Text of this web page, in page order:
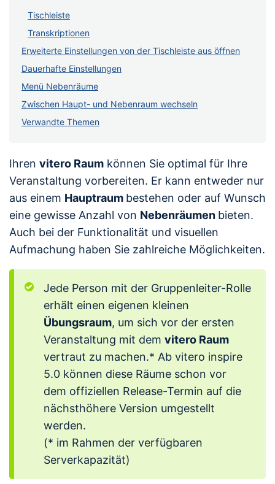
Tischleiste
Transkriptionen
Erweiterte Einstellungen von der Tischleiste aus öffnen
Dauerhafte Einstellungen
Menü Nebenräume
Zwischen Haupt- und Nebenraum wechseln
Verwandte Themen
Ihren vitero Raum können Sie optimal für Ihre
Veranstaltung vorbereiten. Er kann entweder nur
aus einem Hauptraum bestehen oder auf Wunsch
eine gewisse Anzahl von Nebenräumen bieten.
Auch bei der Funktionalität und visuellen
Aufmachung haben Sie zahlreiche Möglichkeiten.
Jede Person mit der Gruppenleiter-Rolle
erhält einen eigenen kleinen
Übungsraum, um sich vor der ersten
Veranstaltung mit dem vitero Raum
vertraut zu machen.* Ab vitero inspire
5.0 können diese Räume schon vor
dem offiziellen Release-Termin auf die
nächsthöhere Version umgestellt
werden.
(* im Rahmen der verfügbaren
Serverkapazität)